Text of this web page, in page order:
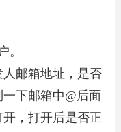
。
邮箱地址，是否
下邮箱中@后面
，打开后是否正